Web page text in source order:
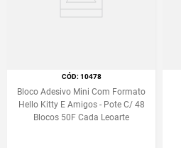
:10478
Bloco Adesivo Mini Com Formato
Hello Kitty E Amigos - Pote C/ 48
Blocos 50F Cada Leoarte